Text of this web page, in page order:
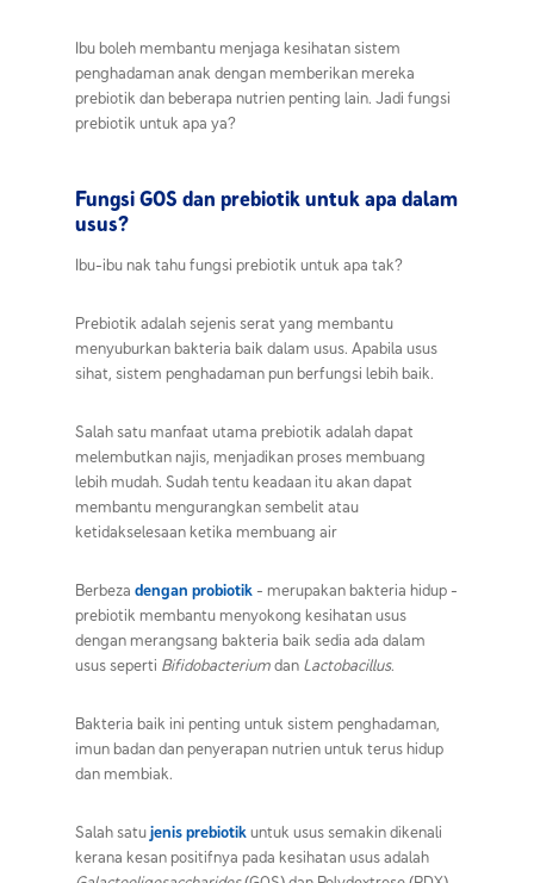
Ibu boleh membantu menjaga kesihatan sistem
penghadaman anak dengan memberikan mereka
prebiotik dan beberapa nutrien penting lain. Jadi fungsi
prebiotik untuk apa ya?
Fungsi GOS dan prebiotik untuk apa dalam
usus?
Ibu-ibu nak tahufungsi prebiotik untuk apa tak?
Prebiotik adalah sejenis serat yang membantu
menyuburkan bakteria baik dalam usus. Apabila usus
sihat, sistem penghadaman pun berfungsi lebih baik.
Salah satu manfaat utama prebiotik adalah dapat
melembutkan najis, menjadikan proses membuang
lebih mudah. Sudah tentu keadaan itu akan dapat
membantu mengurangkan sembelit atau
ketidakselesaan ketika membuang air
Berbeza dengan probiotik- merupakan bakteria hidup -
prebiotik membantumenyokong kesihatan usus
dengan merangsang bakteria baik sedia ada dalam
usus seperti Bifidobacteriumdan Lactobacillus.
Bakteria baik ini penting untuk sistem penghadaman,
imun badan dan penyerapan nutrien untuk terus hidup
dan membiak.
Salah satujenis prebiotikuntuk usussemakin dikenali
kerana kesan positifnya pada kesihatan usus adalah